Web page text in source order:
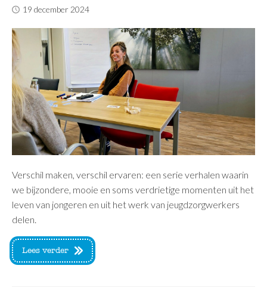
19 december 2024
Verschil maken, verschil ervaren: een serie verhalen waarin
we bijzondere, mooie en soms verdrietige momenten uit het
leven van jongeren en uit het werk van jeugdzorgwerkers
delen.
Lees verder